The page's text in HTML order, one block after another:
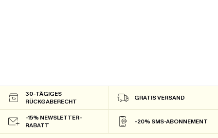
30-TÄGIGES
RÜCKGABERECHT
GRATIS VERSAND
-15% NEWSLETTER-
RABATT
-20% SMS-ABONNEMENT